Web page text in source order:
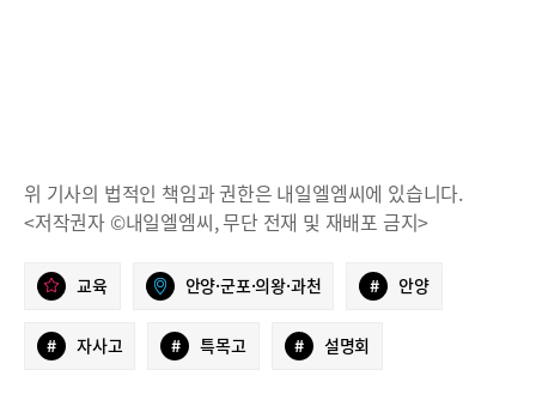
위 기사의 법적인 책임과 권한은 내일엘엠씨에 있습니다.
<저작권자 ©내일엘엠씨, 무단 전재 및 재배포 금지>
교육 안양·군포·의왕·과천 # 안양
# 자사고 # 특목고 # 설명회